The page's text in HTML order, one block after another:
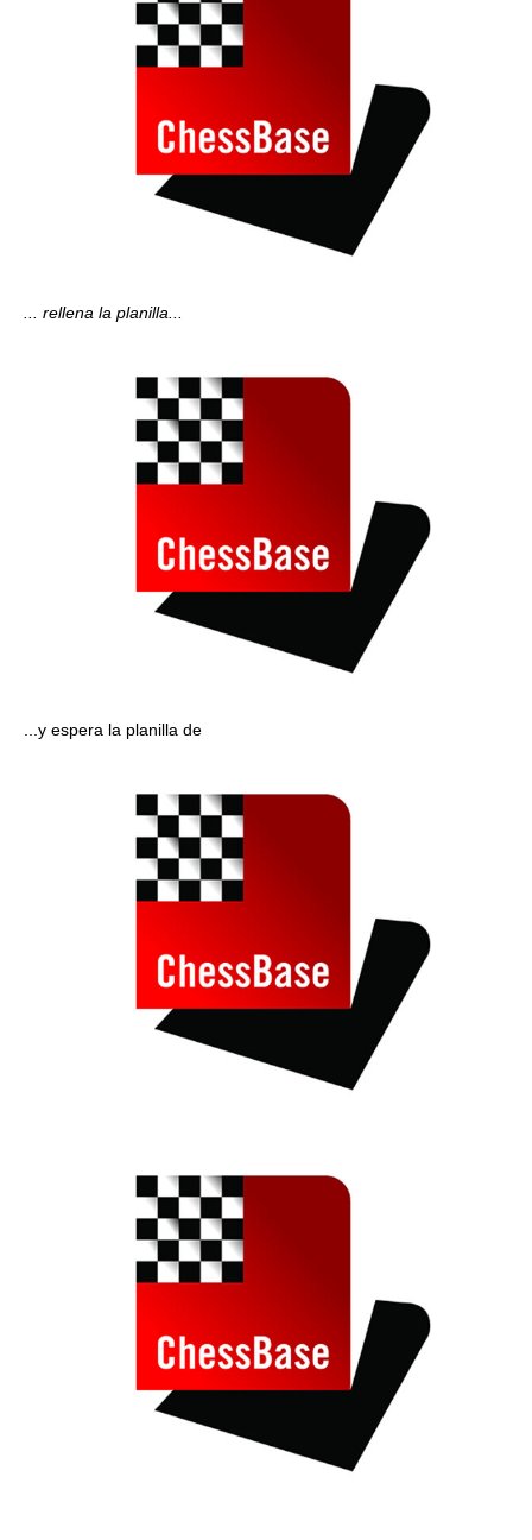
... rellena la planilla...
...y espera la planilla de